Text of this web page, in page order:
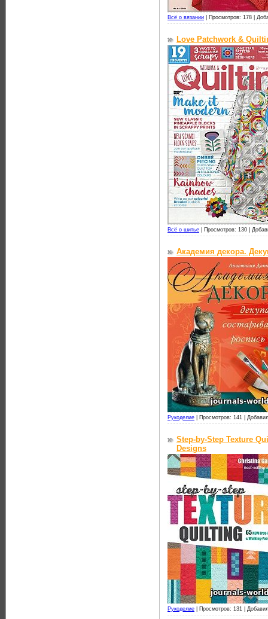
Всё о вязании Просмотров: 178 |
Love Patchwork &
Всё о шитье Просмотров: 130 |
Академия декора.
Рукоделие Просмотров: 141 |
Step-by-Step Texture
Designs
Рукоделие Просмотров: 131 |